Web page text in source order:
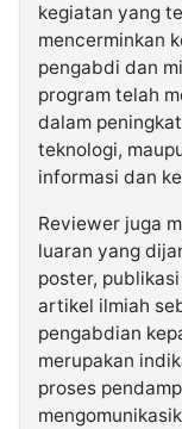
kegiatan yang
mencerminkan
pengabdi dan
program telah
dalam
teknologi,
informasi dan
Reviewer juga
luaran yang
poster,
artikel ilmiah
pengabdian
merupakan
proses